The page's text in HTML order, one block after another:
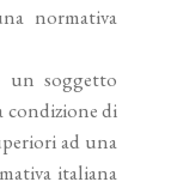
normativa
un soggetto
condizione di
ad una
italiana